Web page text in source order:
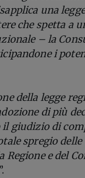
una
che spetta a
– la
i
della legge
di più
il giudizio di
spregio delle
Regione e del